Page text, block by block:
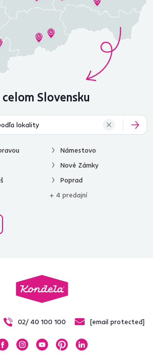
Slovensku
Námestovo
Nové Zámky
Poprad
+ 4 predajní
02/ 40 100 100 [email protected]